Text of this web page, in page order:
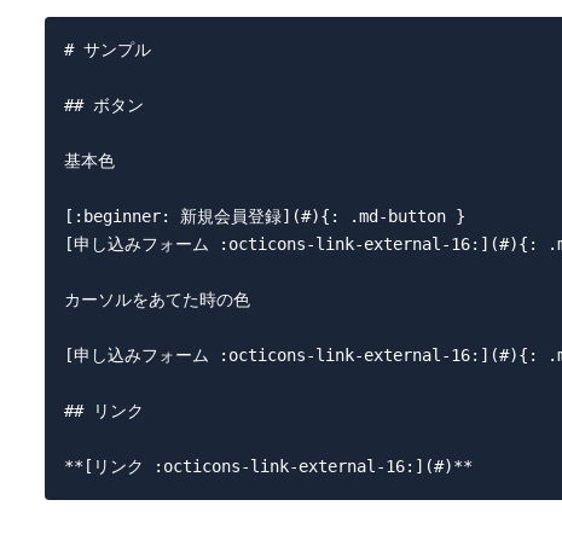
# サンプル
## ボタン
基本色
[:beginner: 新規会員登録](#){: .md-button }
[申し込みフォーム :octicons-link-external-16:](#){:
カーソルをあてた時の色
[申し込みフォーム :octicons-link-external-16:](#){:
## リンク